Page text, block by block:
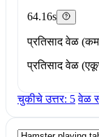
64.16s
प्रतिसाद वेळ
प्रतिसाद वेळ
चुकीचे उत्तर: 5 वेळ